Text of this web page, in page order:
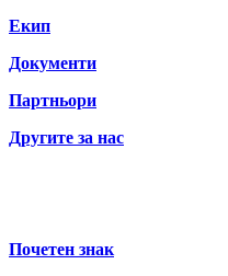
Екип
Документи
Партньори
Другите за нас
Почетен знак